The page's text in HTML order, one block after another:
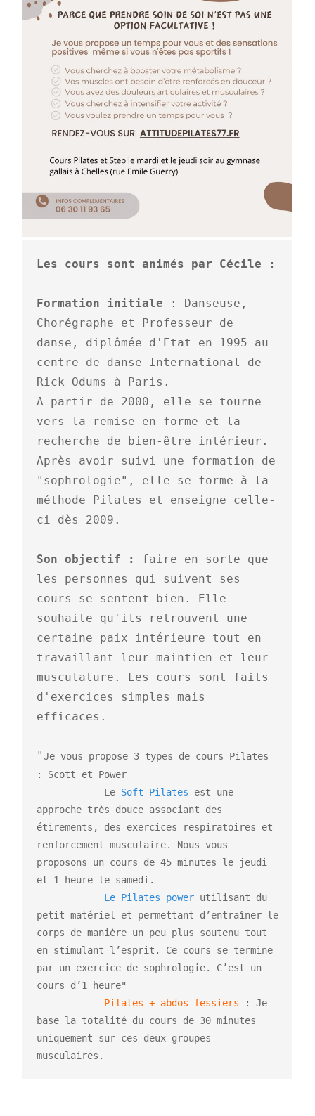
Formation initiale : Danseuse,
Chorégraphe et Professeur de
danse, diplômée d'Etat en 1995 au
centre de danse International de
Rick Odums à Paris.
A partir de 2000, elle se tourne
vers la remise en forme et la
recherche de bien-être intérieur.
Après avoir suivi une formation de
"sophrologie", elle se forme à la
méthode Pilates et enseigne celle-
ci dès 2009.
Son objectif :
faire en sorte que
les personnes qui suivent ses
cours se sentent bien. Elle
souhaite qu'ils retrouvent une
certaine paix intérieure tout en
travaillant leur maintien et leur
musculature. Les cours sont faits
d'exercices simples mais
efficaces.
"Je vous propose 3 types de cours Pilates
: Scott et Power
            Le
Soft Pilates est une
approche très douce associant des
étirements, des exercices respiratoires et
renforcement musculaire. Nous vous
proposons un cours de 45 minutes le jeudi
et 1 heure le samedi.
Le Pilates power utilisant du
petit matériel et permettant d’entraîner le
corps de manière un peu plus soutenu tout
en stimulant l’esprit. Ce cours se termine
par un exercice de sophrologie. C’est un
            Pilates + abdos fessiers
: Je
base la totalité du cours de 30 minutes
uniquement sur ces deux groupes
musculaires.